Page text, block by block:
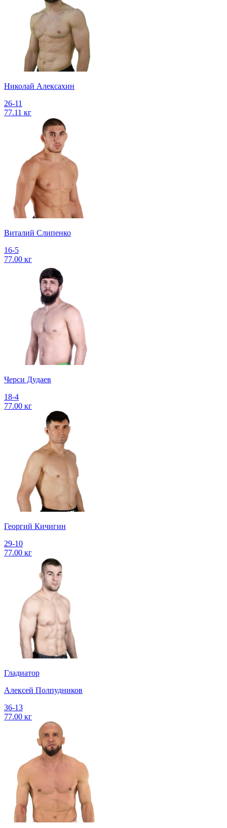
Николай Алексахин
26-11
77.11 кг
Виталий Слипенко
16-5
77.00 кг
Черси Дудаев
18-4
77.00 кг
Георгий Кичигин
29-10
77.00 кг
Гладиатор
Алексей Полпудников
36-13
77.00 кг